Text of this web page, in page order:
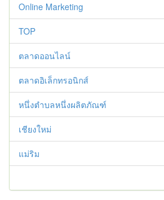
Online Marketing
TOP
ตลาดออนไลน์
ตลาดอิเล็กทรอนิกส์
หนึ่งตำบลหนึ่งผลิตภัณฑ์
เชียงใหม่
แม่ริม